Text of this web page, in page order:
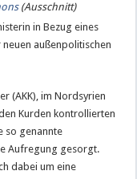
(Ausschnitt)
in Bezug eines
außenpolitischen
(AKK), im Nordsyrien
Kurden kontrollierten
so genannte
Aufregung gesorgt.
dabei um eine